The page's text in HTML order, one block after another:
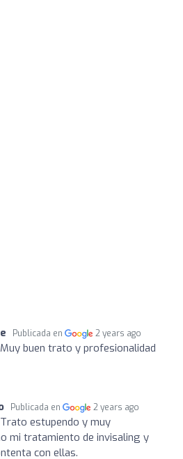
Publicada en 2 years ago
Muy buen trato y profesionalidad
Publicada en 2 years ago
Trato estupendo y muy
mi tratamiento de invisaling y
con ellas.